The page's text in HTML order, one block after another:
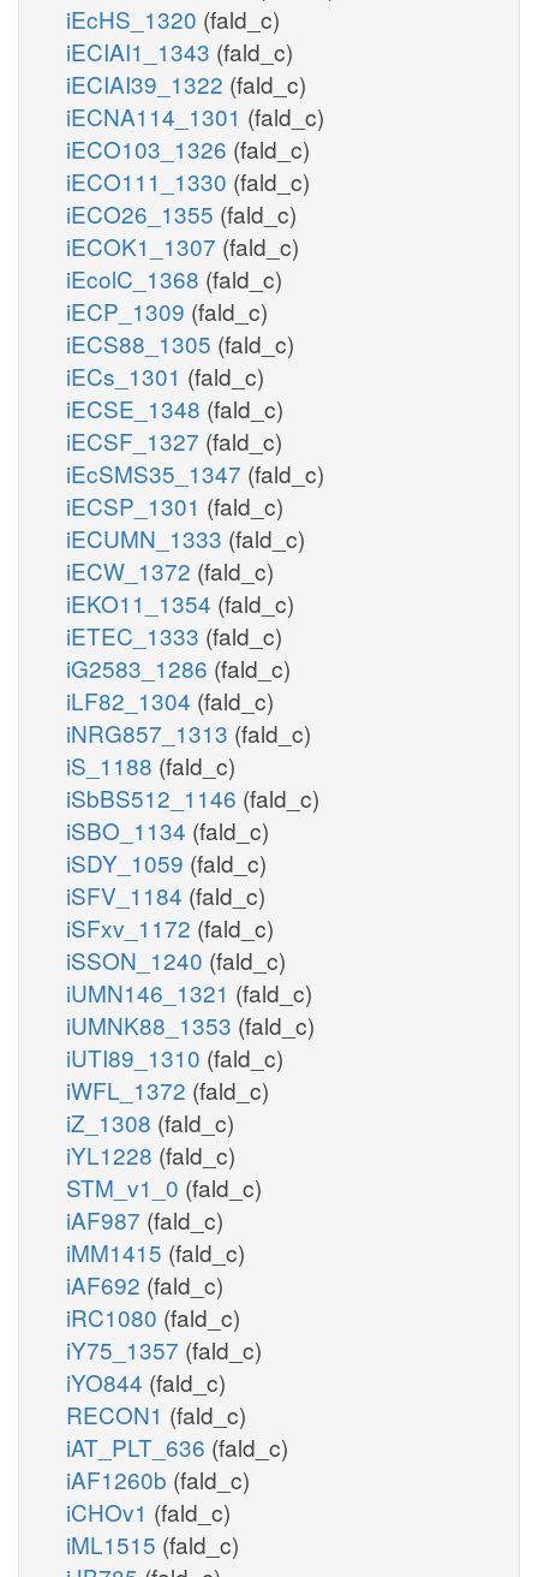
iEcHS_1320 (fald_c)
iECIAI1_1343 (fald_c)
iECIAI39_1322 (fald_c)
iECNA114_1301 (fald_c)
iECO103_1326 (fald_c)
iECO111_1330 (fald_c)
iECO26_1355 (fald_c)
iECOK1_1307 (fald_c)
iEcolC_1368 (fald_c)
iECP_1309 (fald_c)
iECS88_1305 (fald_c)
iECs_1301 (fald_c)
iECSE_1348 (fald_c)
iECSF_1327 (fald_c)
iEcSMS35_1347 (fald_c)
iECSP_1301 (fald_c)
iECUMN_1333 (fald_c)
iECW_1372 (fald_c)
iEKO11_1354 (fald_c)
iETEC_1333 (fald_c)
iG2583_1286 (fald_c)
iLF82_1304 (fald_c)
iNRG857_1313 (fald_c)
iS_1188 (fald_c)
iSbBS512_1146 (fald_c)
iSBO_1134 (fald_c)
iSDY_1059 (fald_c)
iSFV_1184 (fald_c)
iSFxv_1172 (fald_c)
iSSON_1240 (fald_c)
iUMN146_1321 (fald_c)
iUMNK88_1353 (fald_c)
iUTI89_1310 (fald_c)
iWFL_1372 (fald_c)
iZ_1308 (fald_c)
iYL1228 (fald_c)
STM_v1_0 (fald_c)
iAF987 (fald_c)
iMM1415 (fald_c)
iAF692 (fald_c)
iRC1080 (fald_c)
iY75_1357 (fald_c)
iYO844 (fald_c)
RECON1 (fald_c)
iAT_PLT_636 (fald_c)
iAF1260b (fald_c)
iCHOv1 (fald_c)
iML1515 (fald_c)